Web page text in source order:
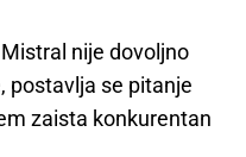
nije dovoljno
postavlja se pitanje
zaista konkurentan